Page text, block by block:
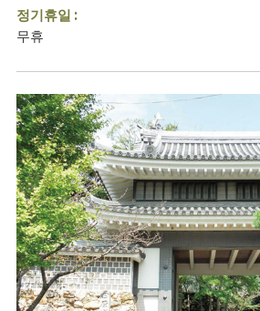
정기휴일 :
무휴